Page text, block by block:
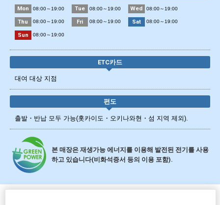
Mon 08:00～19:00 Tue 08:00～19:00 Wed 08:00～19:00
Thu 08:00～19:00 Fri 08:00～19:00 Sat 08:00～19:00
Sun 08:00～19:00
ETC카드
대여 대상 지점
편도
출발・반납 모두 가능(홋카이도・오키나와현・섬 지역 제외).
본 매장은 재생가능 에너지를 이용해 발전된 전기를 사용
하고 있습니다(비화석증서 등의 이용 포함).